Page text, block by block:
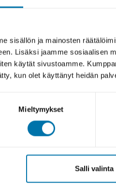
sisällön ja mainosten
Lisäksi jaamme sosiaalisen
käytät sivustoamme.
kun olet käyttänyt heidän
Mieltymykset
Salli valinta